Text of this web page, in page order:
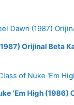
Orijinal Beta
‘Em High